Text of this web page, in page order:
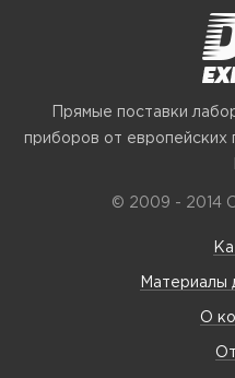
Прямые поставки
приборов от европейских
© 2009 - 2014
Материалы
О